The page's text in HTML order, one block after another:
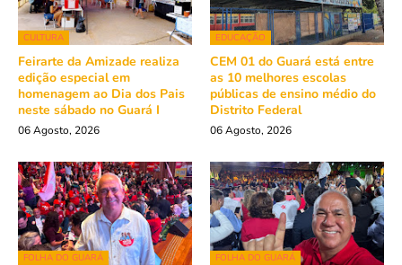
CULTURA
Feirarte da Amizade realiza
edição especial em
homenagem ao Dia dos Pais
neste sábado no Guará I
06 Agosto, 2026
EDUCAÇÃO
CEM 01 do Guará está entre
as 10 melhores escolas
públicas de ensino médio do
Distrito Federal
06 Agosto, 2026
FOLHA DO GUARÁ FOLHA DO GUARÁ